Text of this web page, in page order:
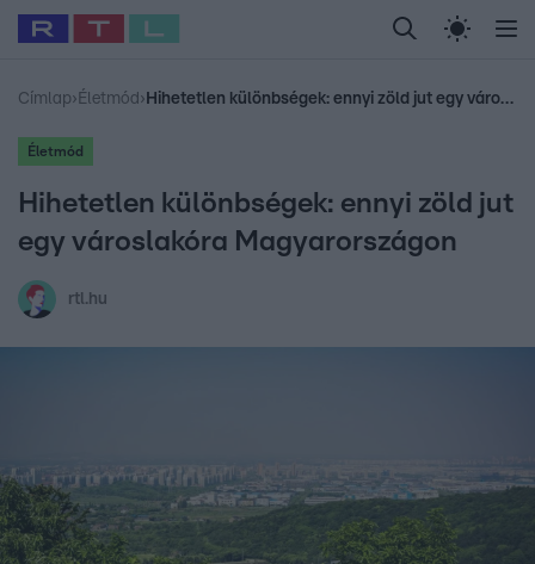
Legfrissebb RTL Híradó Randi Celeb vagyok,
Babits Marcella Most Wanted Gallusz
Címlap› Életmód › Hihetetlen különbségek: ennyi zöld jut egy városlakóra Magyarországon
Életmód
Hihetetlen különbségek: ennyi zöld jut
egy városlakóra Magyarországon
rtl.hu